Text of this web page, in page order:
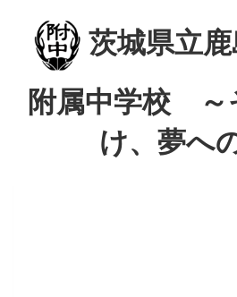
茨城県立
附属中学校 ～
け、夢へ